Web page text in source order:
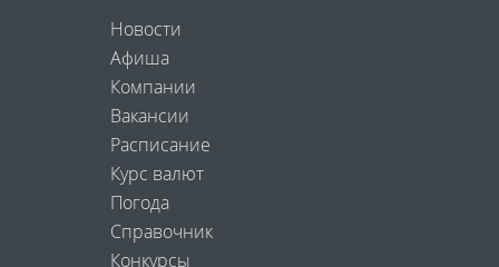
Новости
Афиша
Компании
Вакансии
Расписание
Курс валют
Погода
Справочник
Конкурсы